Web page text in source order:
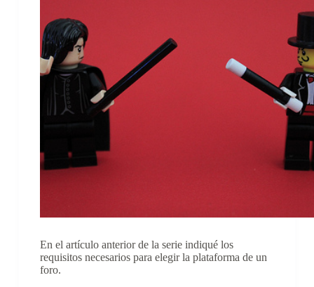
En el artículo anterior de la serie indiqué los
requisitos necesarios para elegir la plataforma de un
foro.